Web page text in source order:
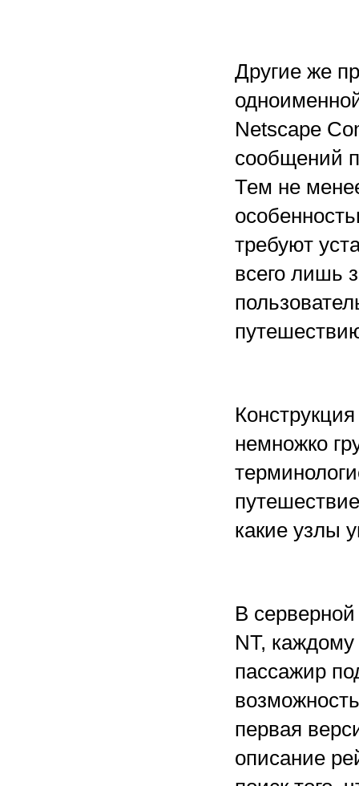
Другие же
Netscape
сообщений
Тем не
требуют
всего лишь
немножко
какие узлы
В
NT,
пассажир
первая
описание